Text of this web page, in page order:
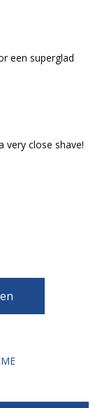
een superglad
very close shave!